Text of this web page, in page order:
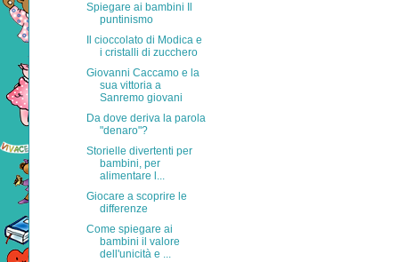
Spiegare ai bambini Il
puntinismo
Il cioccolato di Modica e
i cristalli di zucchero
Giovanni Caccamo e la
sua vittoria a
Sanremo giovani
Da dove deriva la parola
"denaro"?
Storielle divertenti per
bambini, per
alimentare l...
Giocare a scoprire le
differenze
Come spiegare ai
bambini il valore
dell'unicità e ...